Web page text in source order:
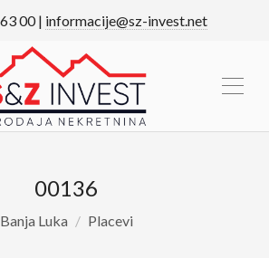
00 | informacije@sz-invest.net
00136
Banja Luka Placevi